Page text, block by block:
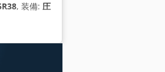
, 装備: 圧